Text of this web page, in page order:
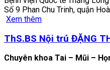
Số 9 Phan Chu Trinh, quận
Xem thêm
ThS.BS Nội trú ĐẶNG
Chuyên khoa Tai – Mũi –